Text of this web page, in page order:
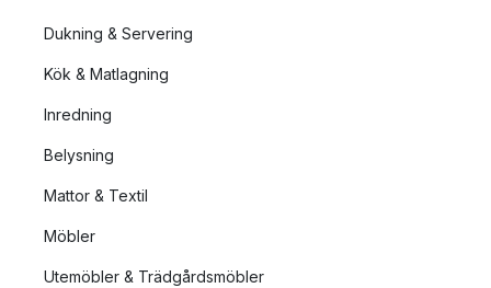
Dukning & Servering
Kök & Matlagning
Inredning
Belysning
Mattor & Textil
Möbler
Utemöbler & Trädgårdsmöbler